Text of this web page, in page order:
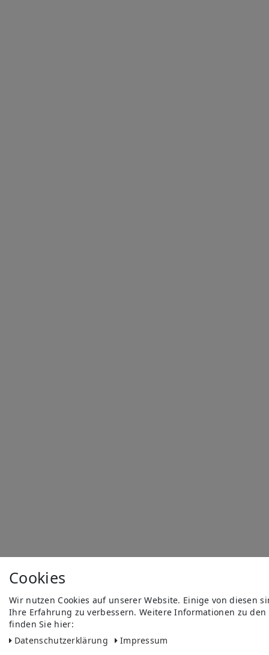
Cookies
Wir nutzen Cookies auf unserer Website. Einige von diesen
Ihre Erfahrung zu verbessern. Weitere Informationen zu
finden Sie hier:
Daten­schutz­erklärung
Impressum